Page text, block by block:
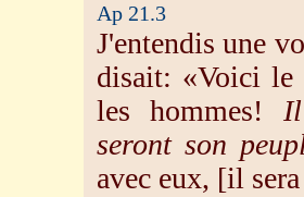
Ap 21.3
J'entendis une
disait: «Voici le
les hommes!
seront son
avec eux, [il